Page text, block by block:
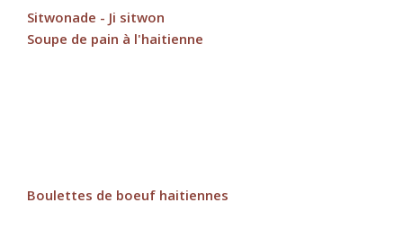
Sitwonade - Ji sitwon
Soupe de pain à l'haitienne
Boulettes de boeuf haitiennes